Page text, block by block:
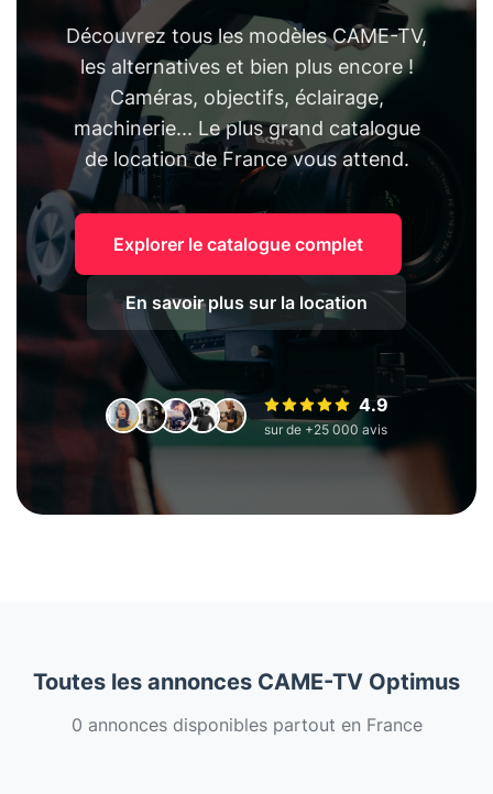
Découvrez tous les modèles CAME-TV,
les alternatives et bien plus encore !
Caméras, objectifs, éclairage,
machinerie... Le plus grand catalogue
de location de France vous attend.
Explorer le catalogue complet
En savoir plus sur la location
4.9
sur de +25 000 avis
Toutes les annonces CAME-TV Optimus
0 annonces disponibles partout en France